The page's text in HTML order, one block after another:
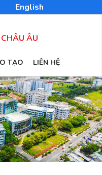
English
ÂU
TẠO LIÊN HỆ